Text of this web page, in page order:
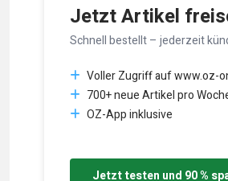
Jetzt Artikel
Schnell bestellt – jederzeit
Voller Zugriff auf www.oz-
700+ neue Artikel pro
OZ-App inklusive
Jetzt testen und 90 %